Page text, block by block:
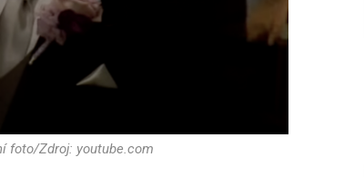
foto/Zdroj: youtube.com